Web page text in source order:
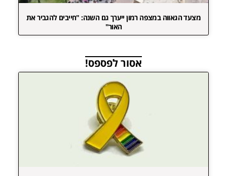
מצעד הגאווה במצפה רמון ייערך גם השנה: "חייבים להגביר את
האור"
אסור לפספס!